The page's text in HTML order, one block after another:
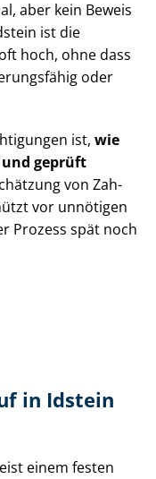
aber kein Beweis
ist die
hoch, ohne dass
oder
ist, wie
geprüft
von Zah­
vor unnötigen
Prozess spät noch
in Idstein
einem festen